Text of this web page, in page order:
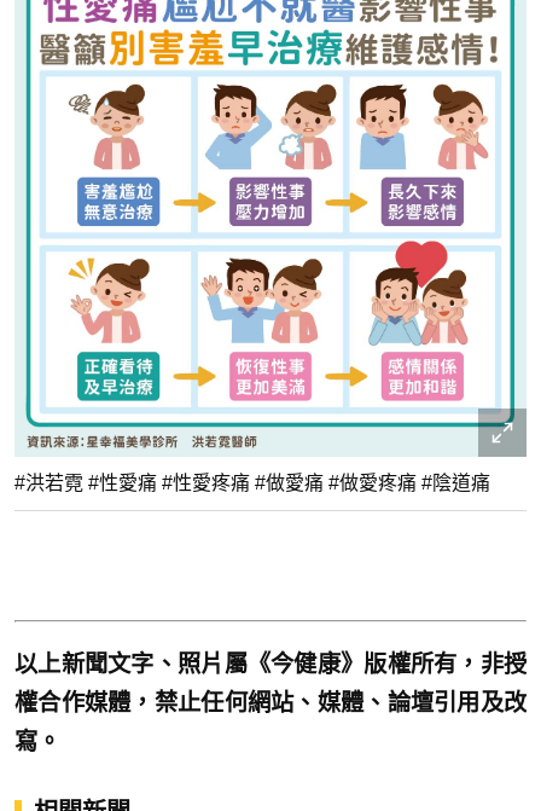
#洪若霓 #性愛痛 #性愛疼痛 #做愛痛 #做愛疼痛 #陰道痛
以上新聞文字、照片屬《今健康》版權所有，非授
權合作媒體，禁止任何網站、媒體、論壇引用及改
寫。